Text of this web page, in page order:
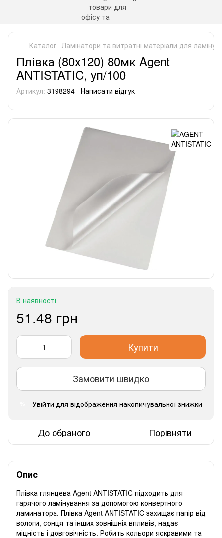
Каталог Ламінатори та витратні матеріали для
Плівка (80х120) 80мк Agent
ANTISTATIC, уп/100
Артикул: 3198294 Написати відгук
В наявності
51.48 грн
Купити
Замовити швидко
Увійти для відображення накопичувальної знижки
До обраного Порівняти
Опис
Плівка глянцева Agent ANTISTATIC підходить для
гарячого ламінування за допомогою конвертного
ламинатора. Плівка Agent ANTISTATIC захищає папір від
вологи, сонця та інших зовнішніх впливів, надає
міцність і довговічність. Робить кольори яскравими та